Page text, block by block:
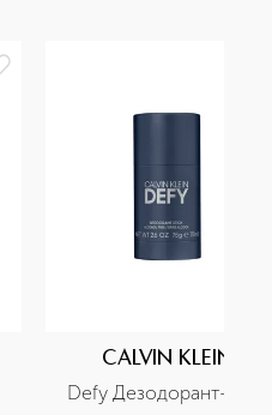
CALVIN KLEIN
Defy Дезодорант-стик